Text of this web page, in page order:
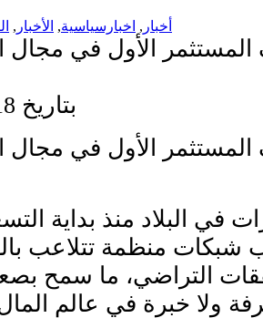
أخبار , اخبارسياسية, الأخبار ,
المستثمر الأول في مجال
بتاريخ 18 نوفمبر, 2025
المستثمر الأول في مجال
في البلاد منذ بداية
منظمة تتلاعب
التراضي، ما سمح
ولا خبرة في عالم